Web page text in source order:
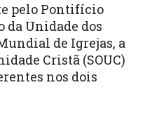
pelo Pontifício
da Unidade dos
de Igrejas, a
Cristã (SOUC)
nos dois